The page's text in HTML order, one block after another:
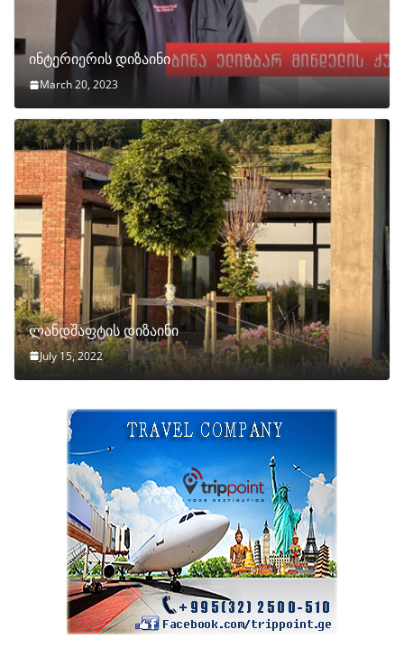
ინტერიერის დიზაინი
March 20, 2023
ლანდშაფტის დიზაინი
July 15, 2022